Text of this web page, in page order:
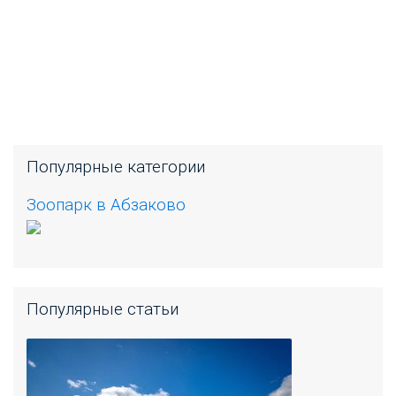
Популярные категории
Зоопарк в Абзаково
Популярные статьи